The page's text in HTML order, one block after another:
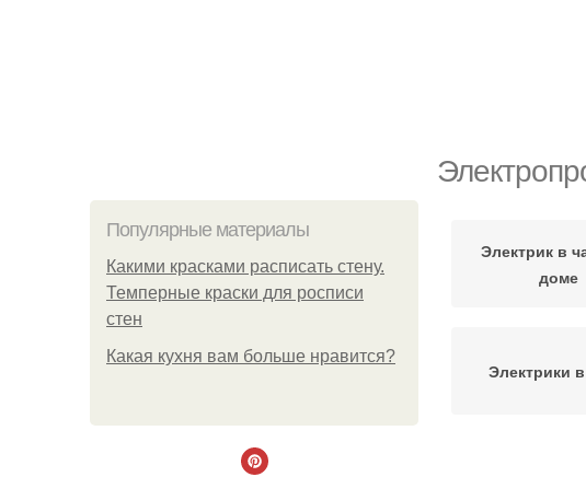
Популярные материалы
Какими красками расписать стену.
Темперные краски для росписи
стен
Какая кухня вам больше нравится?
Электрик в
доме
Электрики